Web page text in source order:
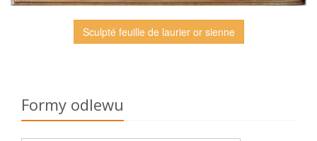
Sculpté feuille de laurier or sienne
Formy odlewu